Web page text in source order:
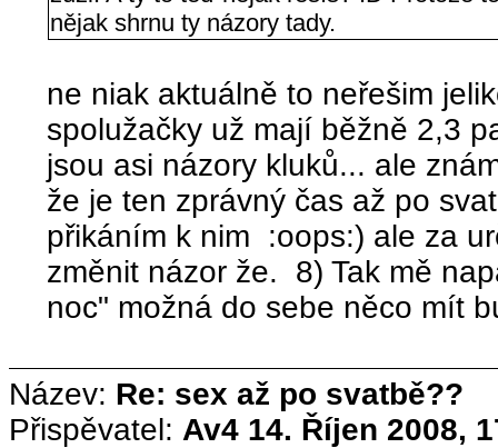
nějak shrnu ty názory tady.
ne niak aktuálně to neřešim
spolužačky už mají běžně 2,3
jsou asi názory kluků... ale
že je ten zprávný čas až po
přikáním k nim :oops:) ale za
změnit názor že. 8) Tak mě
noc" možná do sebe něco mít
Název: Re: sex až po svatbě??
Přispěvatel: Av4 14. Říjen 2008,